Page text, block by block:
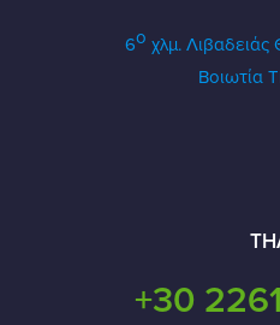
6ο χλμ.
Βοιωτία
+30